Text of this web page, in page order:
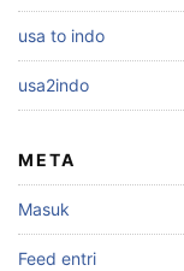
usa to indo
usa2indo
META
Masuk
Feed entri